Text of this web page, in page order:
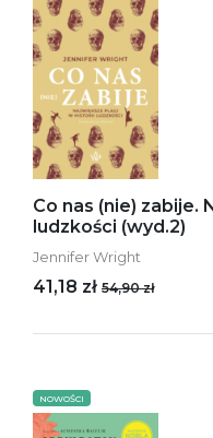
Co nas (nie) zabije.
ludzkości (wyd.2)
Jennifer Wright
41,18 zł 54,90 zł
NOWOŚCI